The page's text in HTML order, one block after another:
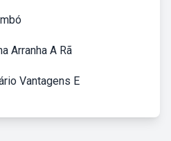
Arranha A Rã
Vantagens E